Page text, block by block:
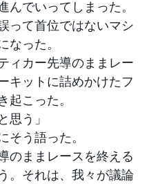
んでいってしまった。
って首位ではないマシ
なった。
ィカー先導のままレー
キットに詰めかけたフ
起こった。
思う」
う語った。
のままレースを終える
。それは、我々が議論